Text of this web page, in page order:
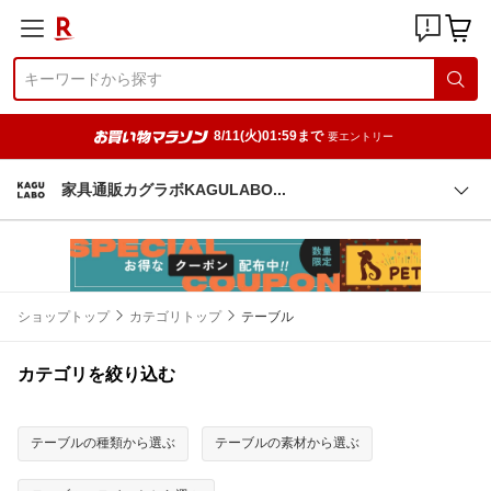
8/11(火)01:59まで 要エントリー
家具通販カグラボKAGULABO
ショップトップ カテゴリトップ テーブル
カテゴリを絞り込む
テーブルの種類から選ぶ テーブルの素材から選ぶ